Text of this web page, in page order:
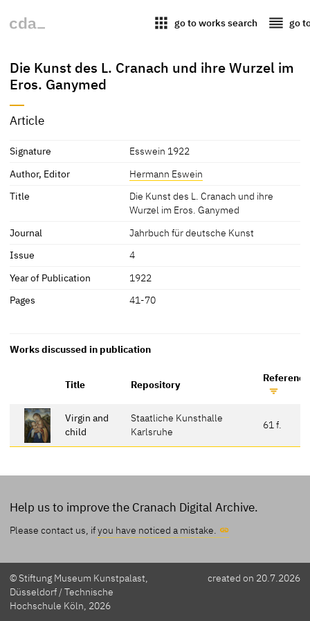
apps go to works search reorder go
Die Kunst des L. Cranach und ihre Wurzel im
Eros. Ganymed
Article
Signature
Esswein 1922
Author, Editor
Hermann Eswein
Title
Die Kunst des L. Cranach und ihre
Wurzel im Eros. Ganymed
Journal
Jahrbuch für deutsche Kunst
Issue
4
Year of Publication
1922
Pages
41-70
Works discussed in publication
Title Repository
Virgin and
child
Staatliche Kunsthalle
Karlsruhe
61 f.
Help us to improve the Cranach Digital Archive.
Please contact us, ifyou have noticed a mistake.
© Stiftung Museum Kunstpalast,
Düsseldorf / Technische
Hochschule Köln, 2026
created on 20.7.2026